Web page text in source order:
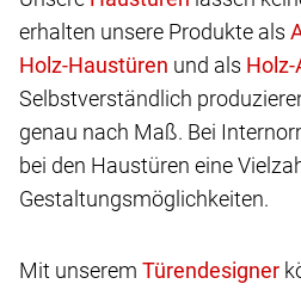
erhalten unsere Produkte als
und als
Selbstverständlich
genau nach Maß. Bei
bei den Haustüren eine
Gestaltungsmöglichkeiten.
Mit unserem